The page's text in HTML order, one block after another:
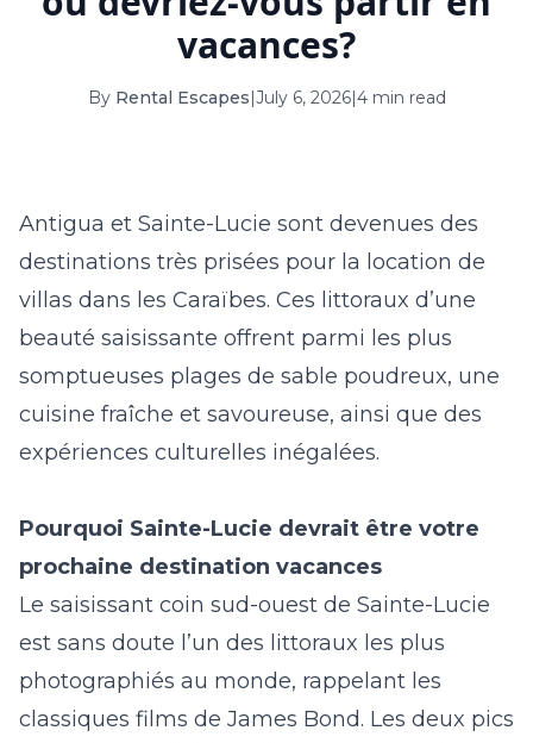
16 17 18 19 20 21 22
S M T W T F S
1 2 3 4 5
13 14 15 16 17 18 19
20 21 22 23 24 25 26
vacances?
By Rental Escapes|July 6, 2026|4 min read
Antigua et Sainte-Lucie sont devenues des
destinations très prisées pour la location de
villas dans les Caraïbes. Ces littoraux d’une
beauté saisissante offrent parmi les plus
somptueuses plages de sable poudreux, une
cuisine fraîche et savoureuse, ainsi que des
expériences culturelles inégalées.
Pourquoi Sainte-Lucie devrait être votre
prochaine destination vacances
Le saisissant coin sud-ouest de Sainte-Lucie
est sans doute l’un des littoraux les plus
photographiés au monde, rappelant les
classiques films de James Bond. Les deux pics